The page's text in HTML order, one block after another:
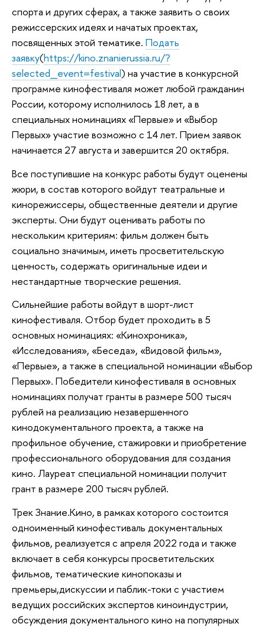
спорта и других сферах, а также заявить о своих
режиссерских идеях и начатых проектах,
посвященных этой тематике. Подать
заявку(https://kino.znanierussia.ru/?
selected_event=festival) на участие в конкурсной
программе кинофестиваля может любой гражданин
России, которому исполнилось 18 лет, а в
специальных номинациях «Первые» и «Выбор
Первых» участие возможно с 14 лет. Прием заявок
начинается 27 августа и завершится 20 октября.
Все поступившие на конкурс работы будут оценены
жюри, в состав которого войдут театральные и
кинорежиссеры, общественные деятели и другие
эксперты. Они будут оценивать работы по
нескольким критериям: фильм должен быть
социально значимым, иметь просветительскую
ценность, содержать оригинальные идеи и
нестандартные творческие решения.
Сильнейшие работы войдут в шорт-лист
кинофестиваля. Отбор будет проходить в 5
основных номинациях: «Кинохроника»,
«Исследования», «Беседа», «Видовой фильм»,
«Первые», а также в специальной номинации «Выбор
Первых». Победители кинофестиваля в основных
номинациях получат гранты в размере 500 тысяч
рублей на реализацию незавершенного
кинодокументального проекта, а также на
профильное обучение, стажировки и приобретение
профессионального оборудования для создания
кино. Лауреат специальной номинации получит
грант в размере 200 тысяч рублей.
Трек Знание.Кино, в рамках которого состоится
одноименный кинофестиваль документальных
фильмов, реализуется с апреля 2022 года и также
включает в себя конкурсы просветительских
фильмов, тематические кинопоказы и
премьеры,дискуссии и паблик-токи с участием
ведущих российских экспертов киноиндустрии,
обсуждения документального кино на популярных